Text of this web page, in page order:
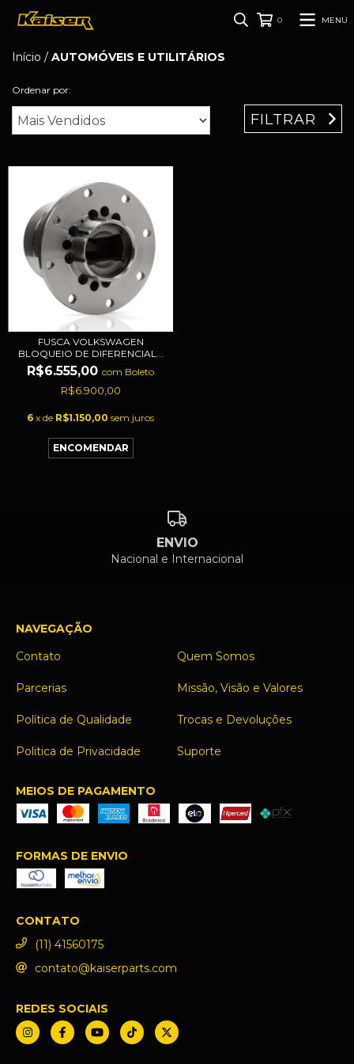
0 MENU
Início / AUTOMÓVEIS E UTILITÁRIOS
Ordenar por:
FILTRAR
FUSCA VOLKSWAGEN
BLOQUEIO DE DIFERENCIAL...
R$6.555,00 com Boleto
R$6.900,00
6 x de R$1.150,00 sem juros
ENVIO
Nacional e Internacional
NAVEGAÇÃO
Contato
Quem Somos
Parcerias Missão, Visão e Valores
Política de Qualidade Trocas e Devoluções
Politica de Privacidade Suporte
MEIOS DE PAGAMENTO
FORMAS DE ENVIO
CONTATO
(11) 41560175
contato@kaiserparts.com
REDES SOCIAIS